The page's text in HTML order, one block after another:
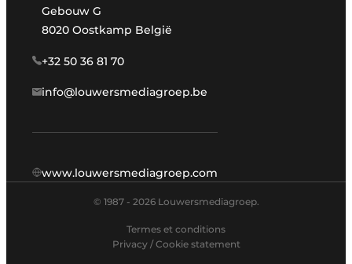
Gebouw G
8020 Oostkamp België
+32 50 36 81 70
info@louwersmediagroep.be
www.louwersmediagroep.com
© 1987 - 2026 Louwersmediagroep.
Termes et conditions
Privacy / Cookie statement